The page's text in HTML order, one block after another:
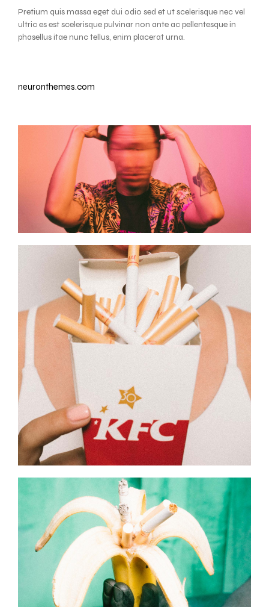
Pretium quis massa eget dui odio sed et ut scelerisque nec vel
ultric es est scelerisque pulvinar non ante ac pellentesque in
phasellus itae nunc tellus, enim placerat urna.
neuronthemes.com